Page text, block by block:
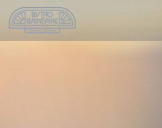
Personalizing your cookie choices